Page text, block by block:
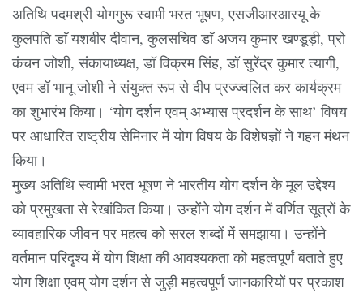
अतिथि पदमश्री योगगुरू स्वामी भरत भूषण, एसजीआरआरयू के
कुलपति डाॅ यशबीर दीवान, कुलसचिव डाॅ अजय कुमार खण्डूड़ी, प्रो
कंचन जोशी, संकायाध्यक्ष, डॉ विक्रम सिंह, डॉ सुरेंद्र कुमार त्यागी,
एवम डॉ भानू जोशी ने संयुक्त रूप से दीप प्रज्ज्वलित कर कार्यक्रम
का शुभारंभ किया। ‘योग दर्शन एवम् अभ्यास प्रदर्शन के साथ’ विषय
पर आधारित राष्ट्रीय सेमिनार में योग विषय के विशेषज्ञों ने गहन मंथन
किया।
मुख्य अतिथि स्वामी भरत भूषण ने भारतीय योग दर्शन के मूल उद्देश्य
को प्रमुखता से रेखांकित किया। उन्होंने योग दर्शन में वर्णित सूत्रों के
व्यावहारिक जीवन पर महत्व को सरल शब्दों में समझाया। उन्होंने
वर्तमान परिदृश्य में योग शिक्षा की आवश्यकता को महत्वपूर्णं बताते हुए
योग शिक्षा एवम् योग दर्शन से जुड़ी महत्वपूर्णं जानकारियों पर प्रकाश